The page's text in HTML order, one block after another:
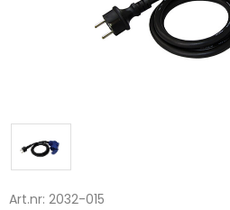
Art.nr: 2032-015